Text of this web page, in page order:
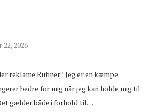
22, 2026
reklame Rutiner ! Jeg er en kæmpe
bedre for mig når jeg kan holde mig til
gælder både i forhold til…